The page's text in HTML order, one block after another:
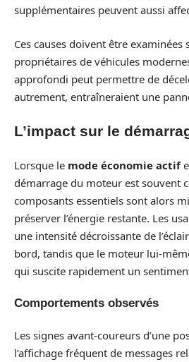
supplémentaires peuvent aussi
Ces causes doivent être examinées
propriétaires de véhicules
approfondi peut permettre de
autrement, entraîneraient une
L’impact sur le
Lorsque le mode économie actif
démarrage du moteur est souvent
composants essentiels sont alors
préserver l’énergie restante. Les
une intensité décroissante de
bord, tandis que le moteur lui-
qui suscite rapidement un
Comportements observés
Les signes avant-coureurs d’une
l’affichage fréquent de messages